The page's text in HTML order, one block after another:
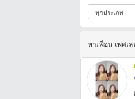
หาเพื่อน เพศเ